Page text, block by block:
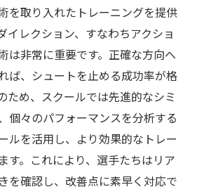
を取り入れたトレーニングを提供
イレクション、すなわちアクショ
は非常に重要です。正確な方向へ
ば、シュートを止める成功率が格
ため、スクールでは先進的なシミ
個々のパフォーマンスを分析する
ルを活用し、より効果的なトレー
す。これにより、選手たちはリア
を確認し、改善点に素早く対応で